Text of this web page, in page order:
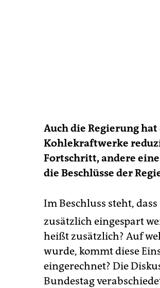
Auch die Regierung
Kohlekraftwerke
Fortschritt, andere
die Beschlüsse der
Im Beschluss steht,
zusätzlich eingespart
heißt zusätzlich? Auf
wurde, kommt diese
eingerechnet? Die
Bundestag